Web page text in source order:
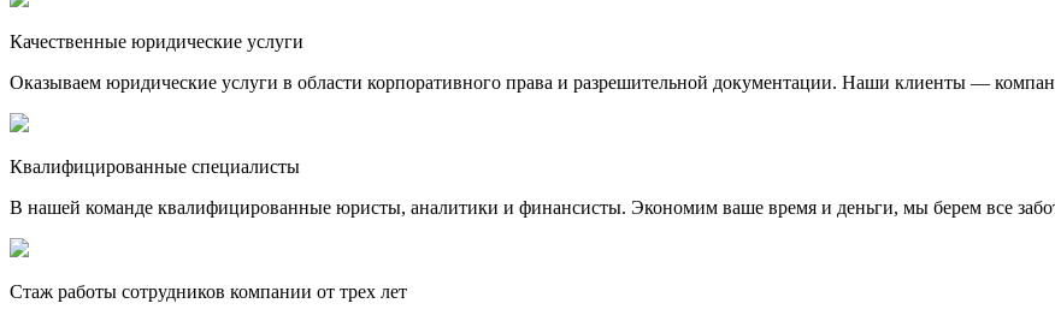
Качественные юридические услуги
Оказываем юридические услуги в области корпоративного права и разрешительной документации. Наши клиенты —
Квалифицированные специалисты
В нашей команде квалифицированные юристы, аналитики и финансисты. Экономим ваше время и деньги, мы берем все
Стаж работы сотрудников компании от трех лет